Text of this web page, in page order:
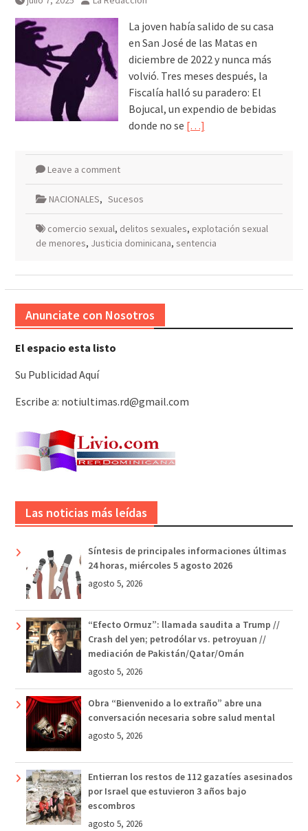
La joven había salido de su casa
en San José de las Matas en
diciembre de 2022 y nunca más
volvió. Tres meses después, la
Fiscalía halló su paradero: El
Bojucal, un expendio de bebidas
donde no se […]
Leave a comment
NACIONALES, Sucesos
comercio sexual, delitos sexuales, explotación sexual
de menores, Justicia dominicana, sentencia
Anunciate con Nosotros
El espacio esta listo
Su Publicidad Aquí
Escribe a: notiultimas.rd@gmail.com
Las noticias más leídas
Síntesis de principales informaciones últimas
24 horas, miércoles 5 agosto 2026
agosto 5, 2026
“Efecto Ormuz”: llamada saudita a Trump //
Crash del yen; petrodólar vs. petroyuan //
mediación de Pakistán/Qatar/Omán
agosto 5, 2026
Obra “Bienvenido a lo extraño” abre una
conversación necesaria sobre salud mental
agosto 5, 2026
Entierran los restos de 112 gazatíes asesinados
por Israel que estuvieron 3 años bajo
escombros
agosto 5, 2026